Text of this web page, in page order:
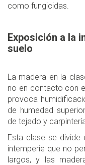
como fungicidas.
Exposición a la
suelo
La madera en la
no en contacto con
provoca
de humedad
de tejado y
Esta clase se
intemperie que no
largos, y las